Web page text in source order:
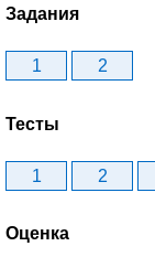
Задания
1 2
Тесты
1 2
Оценка